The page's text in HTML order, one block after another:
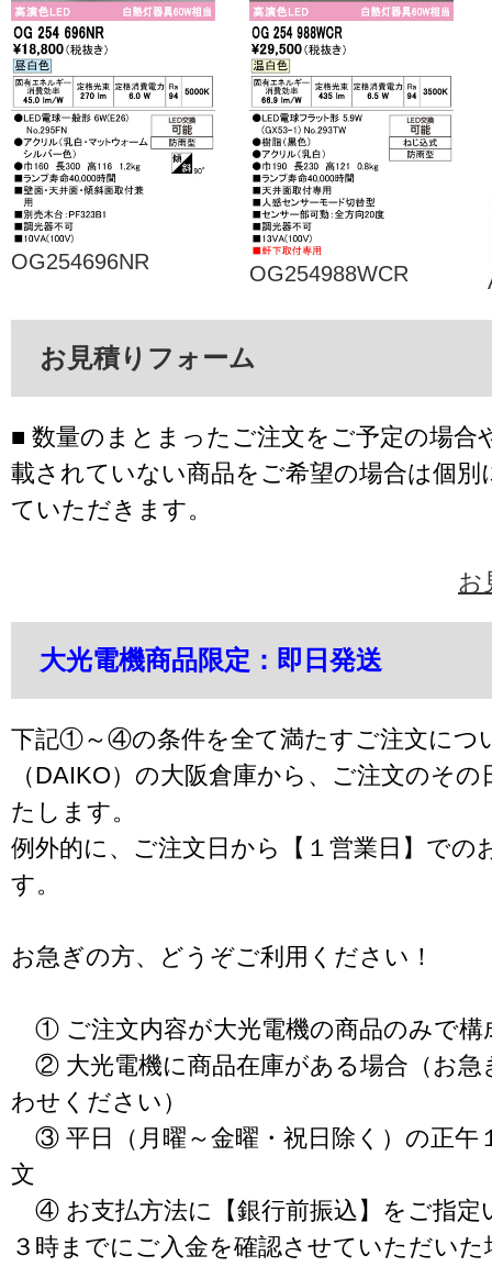
OG254696NR OG254988WCR
お見積りフォーム
■ 数量のまとまったご注文をご予定の場合
載されていない商品をご希望の場合は個別
ていただきます。
お
大光電機商品限定：即日発送
下記①～④の条件を全て満たすご注文につ
（DAIKO）の大阪倉庫から、ご注文のそ
たします。
例外的に、ご注文日から【１営業日】での
す。
お急ぎの方、どうぞご利用ください！
① ご注文内容が大光電機の商品のみで構
② 大光電機に商品在庫がある場合（お急
わせください）
③ 平日（月曜～金曜・祝日除く）の正午
文
④ お支払方法に【銀行前振込】をご指定
３時までにご入金を確認させていただいた